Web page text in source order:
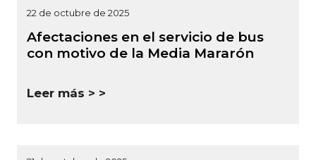
22 de octubre de 2025
Afectaciones en el servicio de bus
con motivo de la Media Mararón
Leer más >